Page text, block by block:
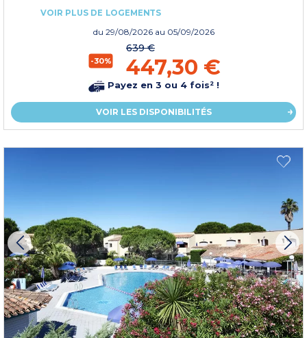
VOIR PLUS DE LOGEMENTS
du 29/08/2026 au 05/09/2026
-30%
639 €
447,30 €
Payez en 3 ou 4 fois² !
VOIR LES DISPONIBILITÉS